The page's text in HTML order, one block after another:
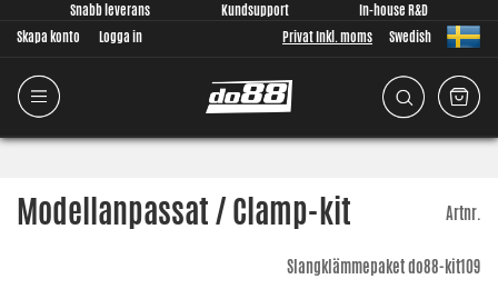
Snabb leverans Kundsupport
In-house R&D
Skapa konto
Logga in Privat Inkl. moms Swedish
Modellanpassat / Clamp-kit Artnr.
Slangklämmepaket do88-kit109